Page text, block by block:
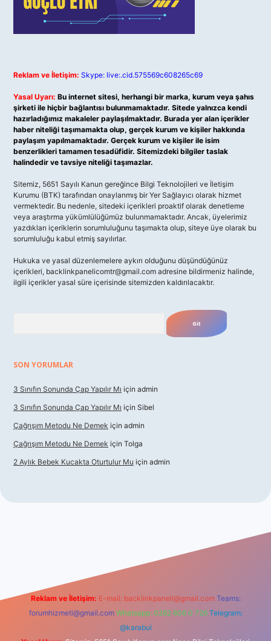
Reklam ve İletişim: Skype: live:.cid.575569c608265c69
Yasal Uyarı: Bu internet sitesi, herhangi bir marka, kurum veya şahıs
şirketi ile hiçbir bağlantısı bulunmamaktadır. Sitede yalnızca kendi
hazırladığımız makaleler paylaşılmaktadır. Burada yer alan içerikler
haber niteliği taşımamakta olup, gerçek kurum ve kişiler hakkında
paylaşım yapılmamaktadır. Gerçek kurum ve kişiler ile isim
benzerlikleri tamamen tesadüfidir. Sitemizdeki bilgiler taslak
halindedir ve tavsiye niteliği taşımazlar.
Sitemiz, 5651 Sayılı Kanun gereğince Bilgi Teknolojileri ve İletişim
Kurumu (BTK) tarafından onaylanmış bir Yer Sağlayıcı olarak hizmet
vermektedir. Bu nedenle, sitedeki içerikleri proaktif olarak denetleme
veya araştırma yükümlülüğümüz bulunmamaktadır. Ancak, üyelerimiz
yazdıkları içeriklerin sorumluluğunu taşımakta olup, siteye üye olarak bu
sorumluluğu kabul etmiş sayılırlar.
Hukuka ve yasal düzenlemelere aykırı olduğunu düşündüğünüz
içerikleri, backlinkpanelicomtr@gmail.com adresine bildirmeniz halinde,
ilgili içerikler yasal süre içerisinde sitemizden kaldırılacaktır.
SON YORUMLAR
3 Sınıfın Sonunda Çap Yapılır Mı için admin
3 Sınıfın Sonunda Çap Yapılır Mı için Sibel
Çağrışım Metodu Ne Demek için admin
Çağrışım Metodu Ne Demek için Tolga
2 Aylık Bebek Kucakta Oturtulur Mu için admin
Reklam ve İletişim: E-mail: backlinkpaneli@gmail.com Teams:
forumhizmeti@gmail.com Whatsapp: 0262 606 0 726 Telegram:
@karabul